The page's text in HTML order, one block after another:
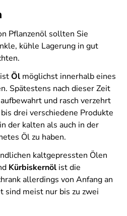
Pflanzenöl sollten Sie
kühle Lagerung in gut
Öl möglichst innerhalb eines
Spätestens nach dieser Zeit
und rasch verzehrt
drei verschiedene Produkte
der kalten als auch in der
Öl zu haben.
kaltgepressten Ölen
Kürbiskernöl ist die
allerdings von Anfang an
sind meist nur bis zu zwei